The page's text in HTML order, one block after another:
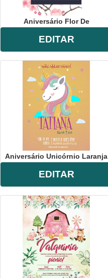
Aniversário Flor De
EDITAR
Aniversário Unicórnio Laranja
EDITAR